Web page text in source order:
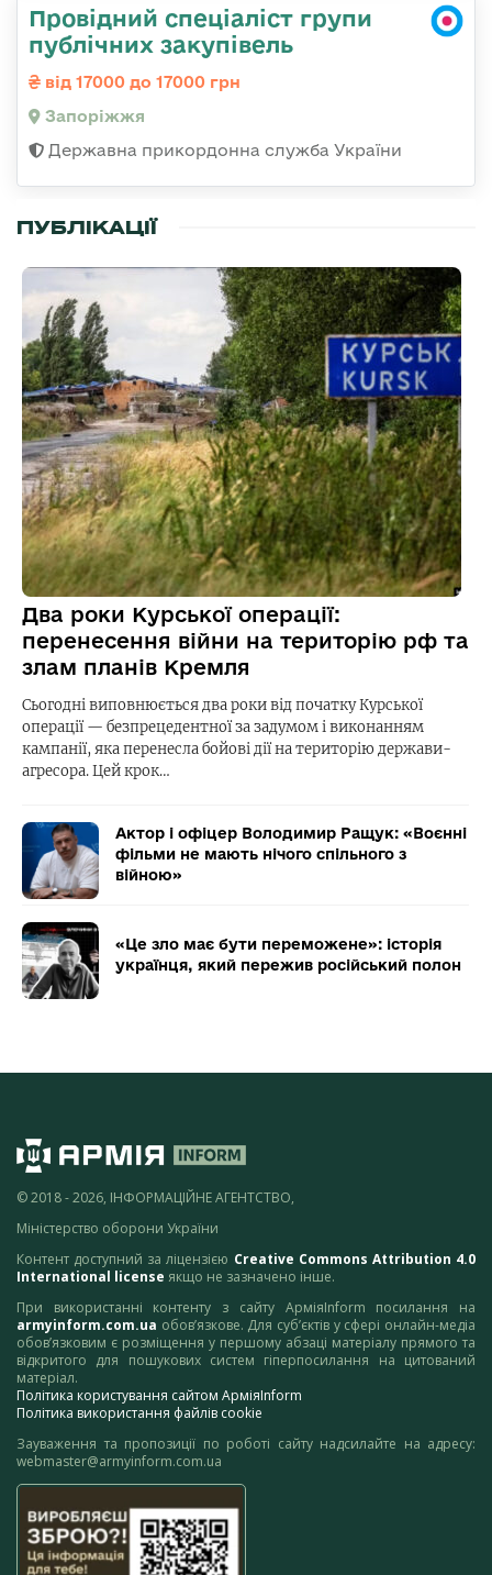
Провідний спеціаліст групи
публічних закупівель
від 17000 до 17000 грн
Запоріжжя
Державна прикордонна служба України
ПУБЛІКАЦІЇ
Два роки Курської операції:
перенесення війни на територію рф та
злам планів Кремля
Сьогодні виповнюється два роки від початку Курської
операції — безпрецедентної за задумом і виконанням
кампанії, яка перенесла бойові дії на територію держави-
агресора. Цей крок…
Актор і офіцер Володимир Ращук: «Воєнні
фільми не мають нічого спільного з
війною»
«Це зло має бути переможене»: історія
українця, який пережив російський полон
© 2018 - 2026, ІНФОРМАЦІЙНЕ АГЕНТСТВО,
Міністерство оборони України
Контент доступний за ліцензією Creative Commons Attribution 4.0
International license якщо не зазначено інше.
При використанні контенту з сайту АрміяInform посилання на
armyinform.com.ua обов’язкове. Для суб’єктів у сфері онлайн-медіа
обов’язковим є розміщення у першому абзаці матеріалу прямого та
відкритого для пошукових систем гіперпосилання на цитований
матеріал.
Політика користування сайтом АрміяInform
Політика використання файлів cookie
Зауваження та пропозиції по роботі сайту надсилайте на адресу:
webmaster@armyinform.com.ua